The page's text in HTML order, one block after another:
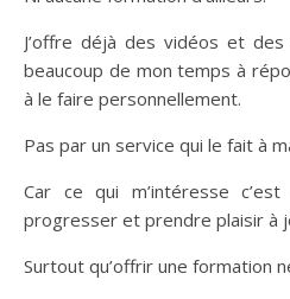
J’offre déjà des vidéos et
beaucoup de mon temps à
à le faire personnellement.
Pas par un service qui le fait à
Car ce qui m’intéresse
progresser et prendre plaisir à
Surtout qu’offrir une formation